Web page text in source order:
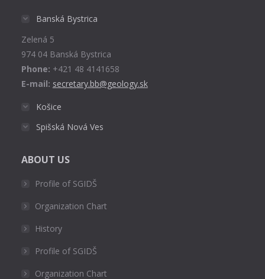
window
Banská Bystrica
Zelená 5
974 04 Banská Bystrica
Phone: +421 48 4141658
E-mail: secretary.bb@geology.sk
Košice
Spišská Nová Ves
ABOUT US
Profile of SGIDŠ
Organization Chart
History
Profile of SGIDŠ
Organization Chart